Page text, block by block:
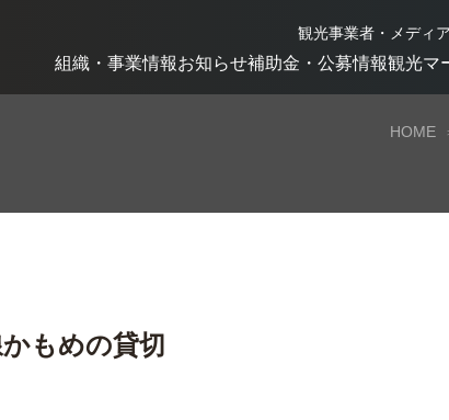
観光事業者・メディ
組織・事業情報お知らせ補助金・公募情報観光マ
HOME
もめの貸切